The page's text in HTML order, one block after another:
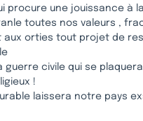
procure une jouissance à
toutes nos valeurs ,
orties tout projet de
guerre civile qui se
!
laissera notre pays